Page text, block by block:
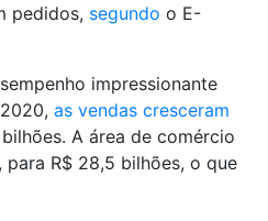
pedidos, segundo o E-
impressionante
as vendas cresceram
A área de comércio
para R$ 28,5 bilhões, o que